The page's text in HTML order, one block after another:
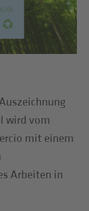
wird vom
mit einem
Arbeiten in